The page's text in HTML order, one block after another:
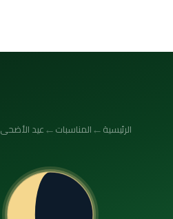
الرئيسية←المناسبات←عيد الأضحى